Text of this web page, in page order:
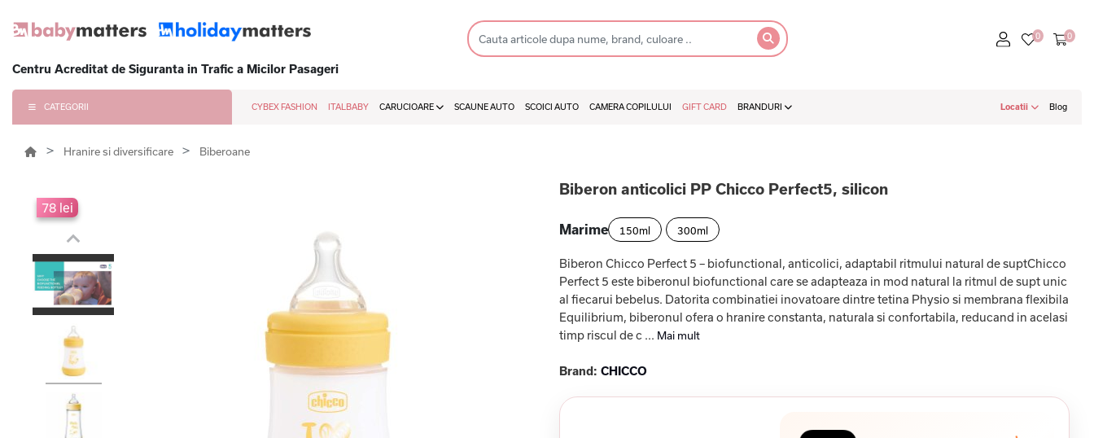
Centru Acreditat de Siguranta in Trafic a Micilor Pasageri
CATEGORII CYBEX FASHION ITALBABY CARUCIOARE SCAUNE AUTO SCOICI AUTO CAMERA COPILULUI GIFT CARD BRANDURI Locatii Blog
Hranire si diversificare Biberoane
78 lei
Biberon anticolici PP Chicco Perfect5, silicon
Marime 150ml 300ml
Biberon Chicco Perfect 5 – biofunctional, anticolici, adaptabil ritmului natural de suptChicco
Perfect 5 este biberonul biofunctional care se adapteaza in mod natural la ritmul de supt unic
al fiecarui bebelus. Datorita combinatiei inovatoare dintre tetina Physio si membrana flexibila
Equilibrium, biberonul ofera o hranire constanta, naturala si confortabila, reducand in acelasi
timp riscul de c ... Mai mult
Brand: CHICCO